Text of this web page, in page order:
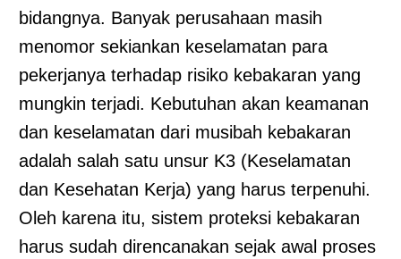
bidangnya. Banyak perusahaan masih
menomor sekiankan keselamatan para
pekerjanya terhadap risiko kebakaran yang
mungkin terjadi. Kebutuhan akan keamanan
dan keselamatan dari musibah kebakaran
adalah salah satu unsur K3 (Keselamatan
dan Kesehatan Kerja) yang harus terpenuhi.
Oleh karena itu, sistem proteksi kebakaran
harus sudah direncanakan sejak awal proses